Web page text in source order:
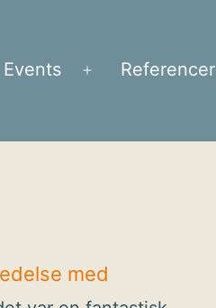
Events Referencer
med